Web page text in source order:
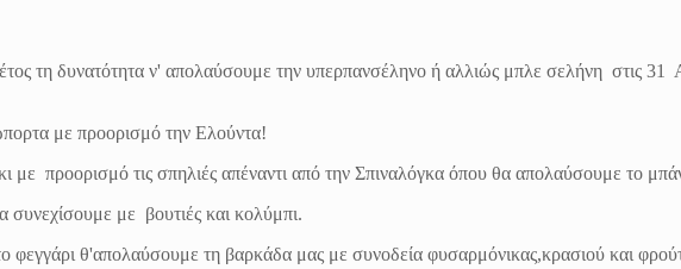
τη δυνατότητα ν' απολαύσουμε την υπερπανσέληνο ή αλλιώς μπλε σελήνη στις 31
με προορισμό την Ελούντα!
με προορισμό τις σπηλιές απέναντι από την Σπιναλόγκα όπου θα απολαύσουμε το
με βουτιές και κολύμπι.
φεγγάρι θ'απολαύσουμε τη βαρκάδα μας με συνοδεία φυσαρμόνικας,κρασιού και